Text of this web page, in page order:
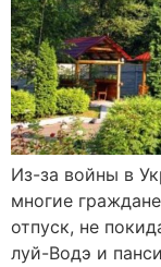
Из-за войны в
многие
отпуск, не
луй-Водэ и